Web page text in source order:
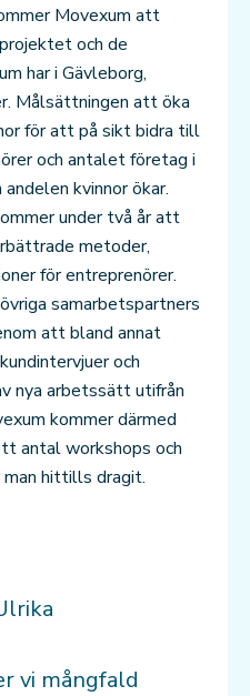
Movexum att
och de
har i Gävleborg,
Målsättningen att öka
för att på sikt bidra till
och antalet företag i
kvinnor ökar.
under två år att
metoder,
för entreprenörer.
samarbetspartners
att bland annat
och
nya arbetssätt utifrån
kommer därmed
antal workshops och
hittills dragit.
vi mångfald